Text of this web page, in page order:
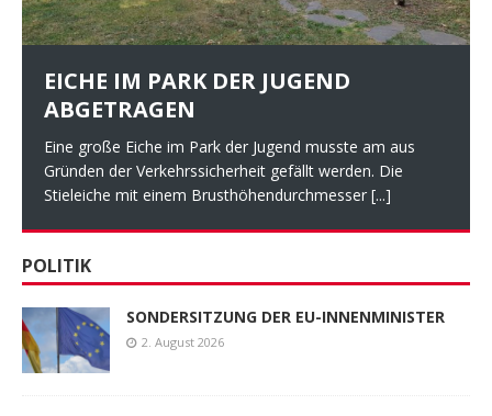
EICHE IM PARK DER JUGEND
ABGETRAGEN
Eine große Eiche im Park der Jugend musste am aus
Gründen der Verkehrssicherheit gefällt werden. Die
Stieleiche mit einem Brusthöhendurchmesser [...]
POLITIK
SONDERSITZUNG DER EU-INNENMINISTER
2. August 2026